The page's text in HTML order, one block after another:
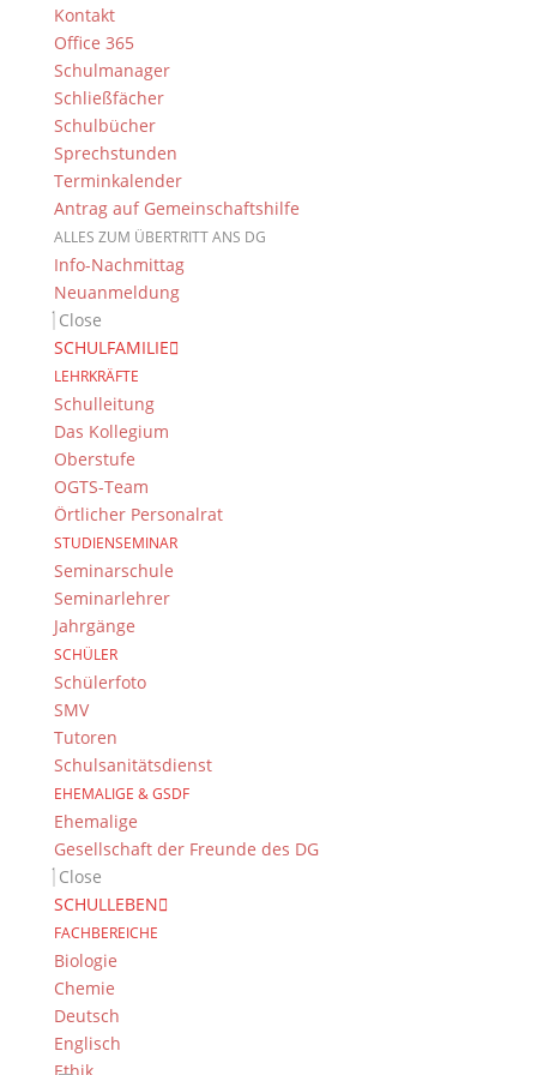
Kontakt
Office 365
Schulmanager
Schließfächer
Schulbücher
Sprechstunden
Terminkalender
Antrag auf Gemeinschaftshilfe
ALLES ZUM ÜBERTRITT ANS DG
Info-Nachmittag
Neuanmeldung
Close
SCHULFAMILIE
LEHRKRÄFTE
Schulleitung
Das Kollegium
Oberstufe
OGTS-Team
Örtlicher Personalrat
STUDIENSEMINAR
Seminarschule
Seminarlehrer
Jahrgänge
SCHÜLER
Schülerfoto
SMV
Tutoren
Schulsanitätsdienst
EHEMALIGE & GSDF
Ehemalige
Gesellschaft der Freunde des DG
Close
SCHULLEBEN
FACHBEREICHE
Biologie
Chemie
Deutsch
Englisch
Mum: Yes, it is very important. You must use it. You
know, covid-19!
This is Oscar, the little snowman. He is the last one
which survived today’s sunny Sunday.
My snowman is inside his igloo. He wants to keep